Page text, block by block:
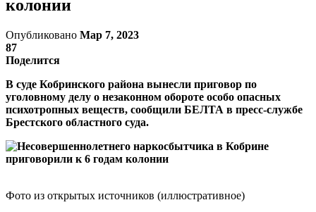
колонии
Опубликовано Мар 7, 2023
87
Поделится
В суде Кобринского района вынесли приговор по
уголовному делу о незаконном обороте особо опасных
психотропных веществ, сообщили БЕЛТА в пресс-службе
Брестского областного суда.
Фото из открытых источников (иллюстративное)